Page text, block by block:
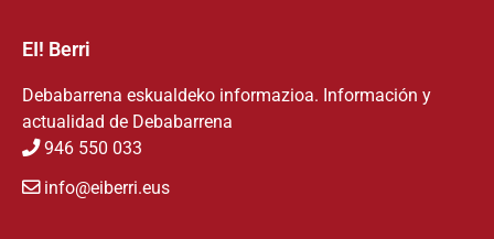
EI! Berri
Debabarrena eskualdeko informazioa. Información y
actualidad de Debabarrena
946 550 033
info@eiberri.eus